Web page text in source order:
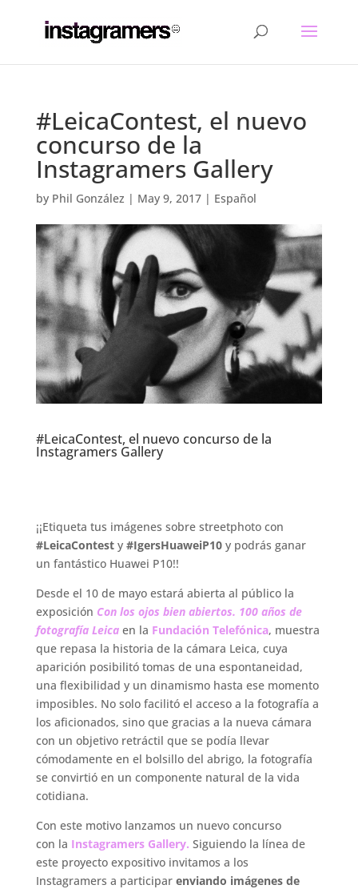
#LeicaContest, el nuevo
concurso de la
Instagramers Gallery
by Phil González | May 9, 2017| Español
#LeicaContest, el nuevo concurso de la
Instagramers Gallery
¡¡Etiqueta tus imágenes sobre streetphoto con
#LeicaContesty #IgersHuaweiP10y podrás ganar
un fantástico Huawei P10!!
Desde el 10 de mayo estará abierta al público la
exposición Con los ojos bien abiertos. 100 años de
fotografía Leicaen la Fundación Telefónica, muestra
que repasa la historia de la cámara Leica, cuya
aparición posibilitó tomas de una espontaneidad,
una flexibilidad y un dinamismo hasta ese momento
imposibles. No solo facilitó el acceso a la fotografía a
los aficionados, sino que gracias a la nueva cámara
con un objetivo retráctil que se podía llevar
cómodamente en el bolsillo del abrigo, la fotografía
se convirtió en un componente natural de la vida
cotidiana.
Con este motivo lanzamos un nuevo concurso
con la Instagramers Gallery. Siguiendo la línea de
este proyecto expositivo invitamos a los
Instagramers a participar enviando imágenes de